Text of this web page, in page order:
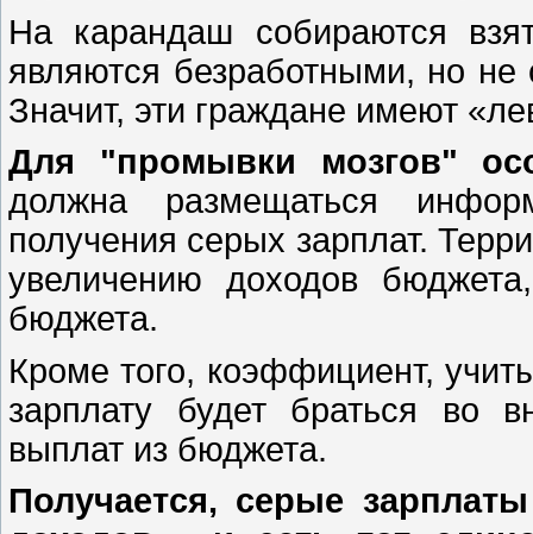
На карандаш собираются
являются безработными, но не
Значит, эти граждане имеют
Для "промывки мозгов"
должна размещаться
получения серых зарплат.
увеличению доходов
бюджета.
Кроме того, коэффициент,
зарплату будет браться во
выплат из бюджета.
Получается, серые